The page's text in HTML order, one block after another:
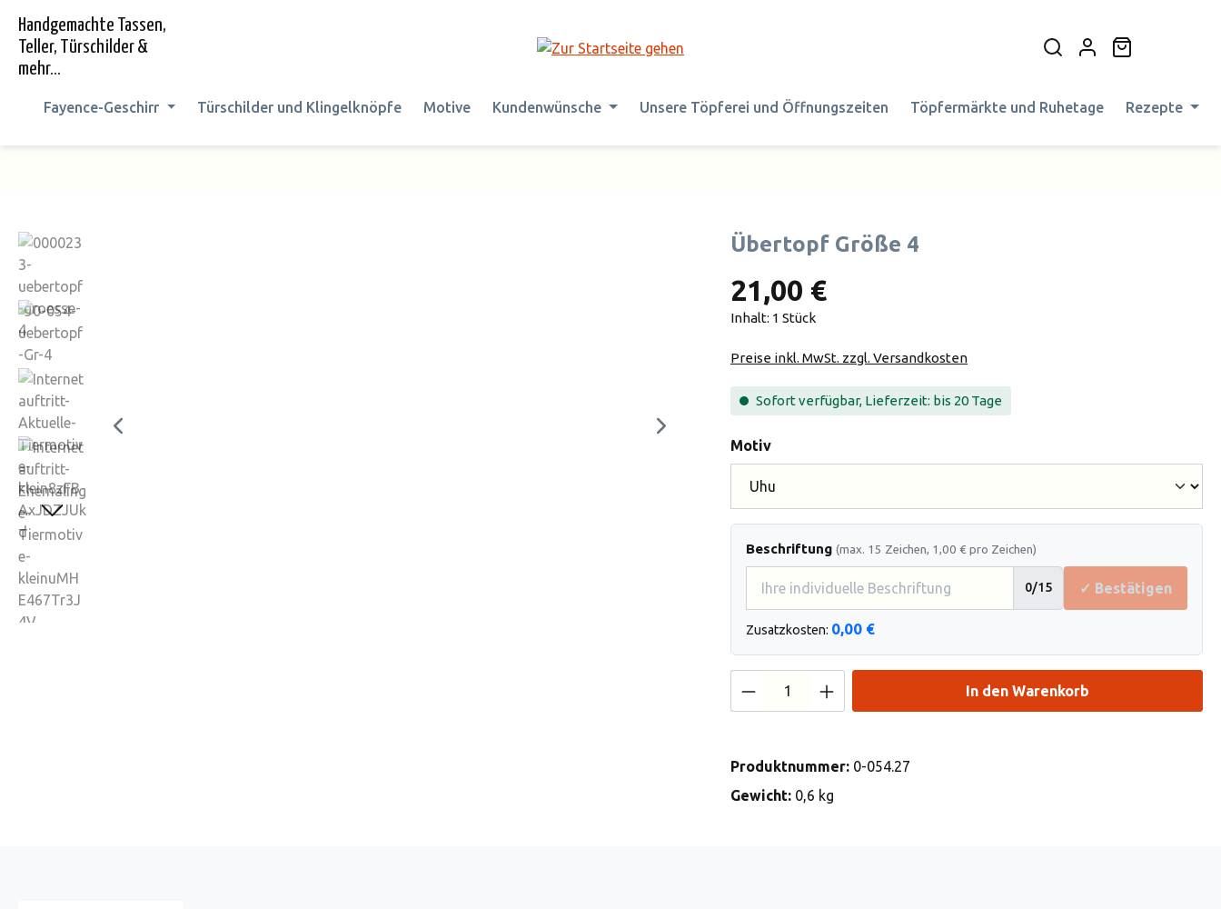
Zur Hauptnavigation springen
Handgemachte Tassen,
Teller, Türschilder &
mehr...
Fayence-Geschirr Türschilder und Klingelknöpfe Motive Kundenwünsche Unsere Töpferei und Öffnungszeiten Töpfermärkte und Ruhetage Rezepte
Bildergalerie überspringen Übertopf Größe 4
21,00 €
Inhalt: 1 Stück
Preise inkl. MwSt. zzgl. Versandkosten
Sofort verfügbar, Lieferzeit: bis 20 Tage
Motivauswählen
Beschriftung (max. 15 Zeichen, 1,00 € pro Zeichen)
0/15 ✓ Bestätigen
Zusatzkosten: 0,00 €
Produkt Anzahl: Gib den gewünschten Wert
In den Warenkorb
Produktnummer: 0-054.27
Gewicht: 0,6 kg